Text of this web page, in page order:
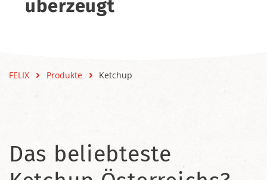
überzeugt
FELIX Produkte Ketchup
Das beliebteste